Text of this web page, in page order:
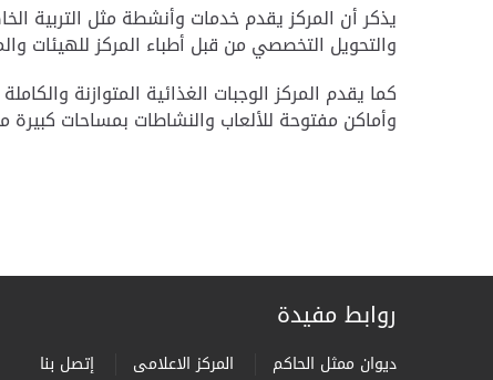
يذكر أن المركز يقدم خدمات وأنشطة مثل التربية
والتحويل التخصصي من قبل أطباء المركز للهيئات
كما يقدم المركز الوجبات الغذائية المتوازنة
وأماكن مفتوحة للألعاب والنشاطات بمساحات كبيرة
روابط مفيدة
ديوان ممثل الحاكم المركز الاعلامى إتصل بنا